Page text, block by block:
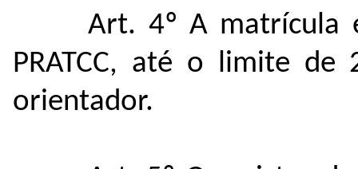
Art. 4º A matrícula
PRATCC, até o limite de
orientador.